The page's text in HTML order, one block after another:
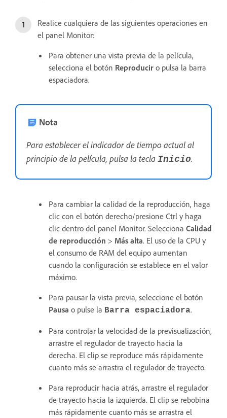
Realice cualquiera de las siguientes operaciones en
el panel Monitor:
Para obtener una vista previa de la película,
selecciona el botón Reproducir o pulsa la barra
espaciadora.
Nota
Para establecer el indicador de tiempo actual al
principio de la película, pulsa la tecla Inicio.
Para cambiar la calidad de la reproducción, haga
clic con el botón derecho/presione Ctrl y haga
clic dentro del panel Monitor. Selecciona Calidad
de reproducción > Más alta. El uso de la CPU y
el consumo de RAM del equipo aumentan
cuando la configuración se establece en el valor
máximo.
Para pausar la vista previa, seleccione el botón
Pausa o pulse la Barra espaciadora.
Para controlar la velocidad de la previsualización,
arrastre el regulador de trayecto hacia la
derecha. El clip se reproduce más rápidamente
cuanto más se arrastra el regulador de trayecto.
Para reproducir hacia atrás, arrastre el regulador
de trayecto hacia la izquierda. El clip se rebobina
más rápidamente cuanto más se arrastra el